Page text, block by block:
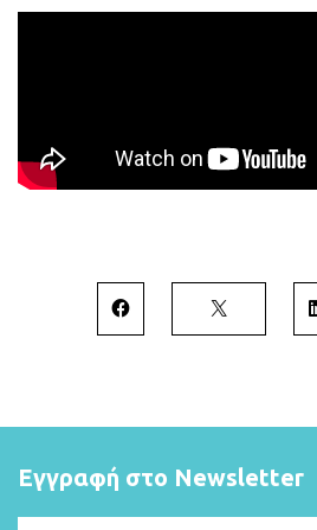
Εγγραφή στο Newsletter